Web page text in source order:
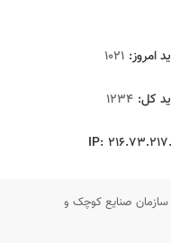
امروز: 1021
کل: 1234
IP:
صنایع کوچک و